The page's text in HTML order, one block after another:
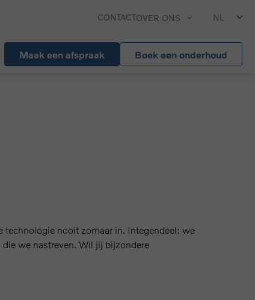
CONTACTOVER ONS NL
Maak een afspraak Boek een onderhoud
technologie nooit zomaar in. Integendeel: we
we nastreven. Wil jij bijzondere